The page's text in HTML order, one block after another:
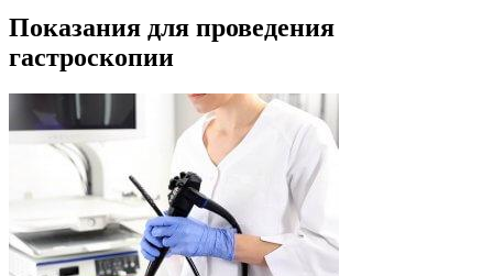
Показания для проведения
гастроскопии